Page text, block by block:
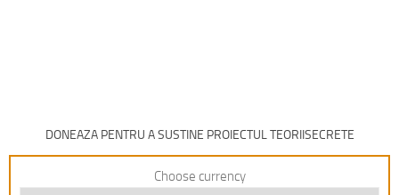
DONEAZA PENTRU A SUSTINE PROIECTUL TEORIISECRETE
Choose currency